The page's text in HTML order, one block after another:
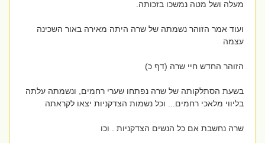
מעלה ושל מטה נמשכו בזכותה.
ועוד אמר הזוהר נשמתה של שרה היתה מאירה באור השכינה
עצמה
הזוהר החדש חיי שרה (דף כ)
בשעת הסתלקותה של שרה נפתחו שערי רחמים, ונשמתה עלתה
בליווי מלאכי רחמים... וכל נשמות הצדקניות יצאו לקראתה
שרה נחשבת אם כל הנשים הצדקניות . וכו